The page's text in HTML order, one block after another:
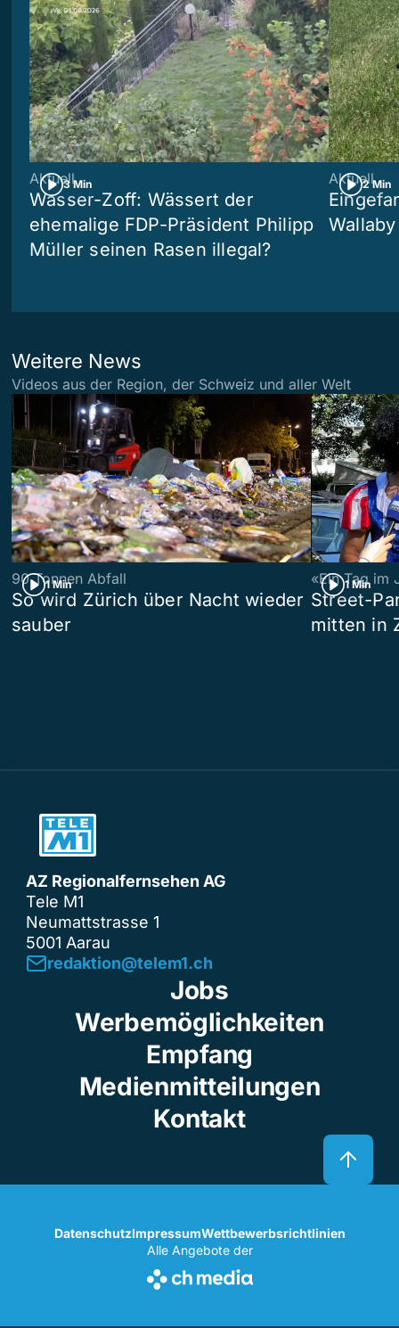
3 Min
Aktuell
Wasser-Zoff: Wässert der
ehemalige FDP-Präsident Philipp
Müller seinen Rasen illegal?
2 Min
Aktuell
Weitere News
Videos aus der Region, der Schweiz und aller Welt
1 Min
90 Tonnen Abfall
So wird Zürich über Nacht wieder
sauber
1 Min
«Ein Tag im
Street-
mitten in
AZ Regionalfernsehen AG
Tele M1
Neumattstrasse 1
5001 Aarau
redaktion@telem1.ch
Jobs
Werbemöglichkeiten
Empfang
Medienmitteilungen
Kontakt
DatenschutzImpressumWettbewerbsrichtlinien
Alle Angebote der